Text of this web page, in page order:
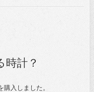
計？
入しました。